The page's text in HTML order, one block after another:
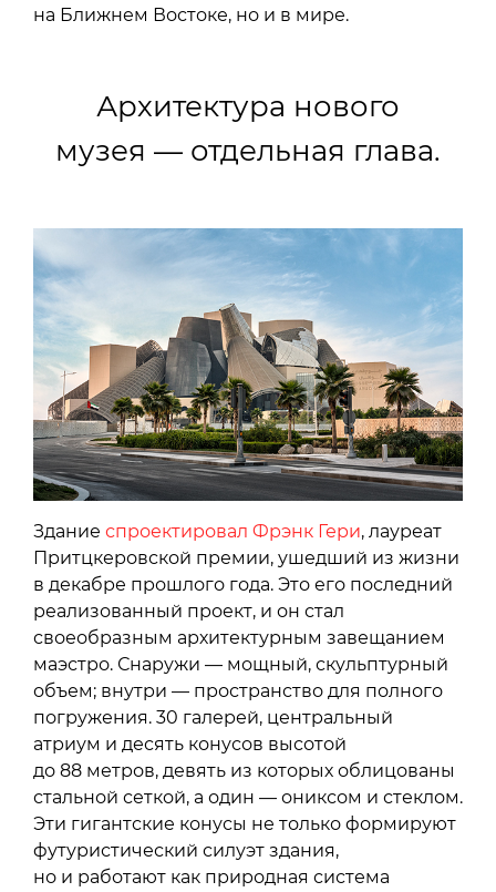
на Ближнем Востоке, но и в мире.
Архитектура нового
музея — отдельная глава.
Здание спроектировал Фрэнк Гери, лауреат
Притцкеровской премии, ушедший из жизни
в декабре прошлого года. Это его последний
реализованный проект, и он стал
своеобразным архитектурным завещанием
маэстро. Снаружи — мощный, скульптурный
объем; внутри — пространство для полного
погружения. 30 галерей, центральный
атриум и десять конусов высотой
до 88 метров, девять из которых облицованы
стальной сеткой, а один — ониксом и стеклом.
Эти гигантские конусы не только формируют
футуристический силуэт здания,
но и работают как природная система